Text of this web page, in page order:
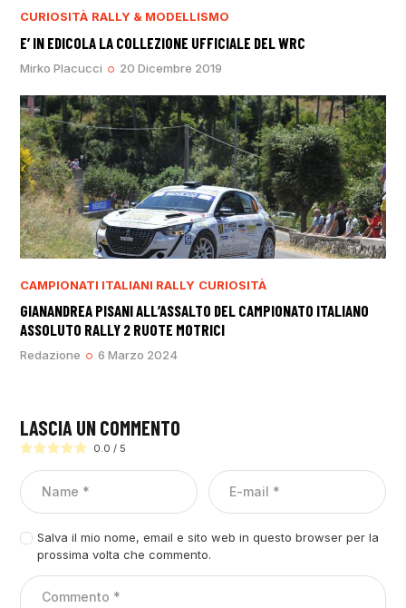
CURIOSITÀ RALLY & MODELLISMO
E’ IN EDICOLA LA COLLEZIONE UFFICIALE DEL WRC
Mirko Placucci 20 Dicembre 2019
CAMPIONATI ITALIANI RALLY CURIOSITÀ
GIANANDREA PISANI ALL’ASSALTO DEL CAMPIONATO ITALIANO
ASSOLUTO RALLY 2 RUOTE MOTRICI
Redazione 6 Marzo 2024
LASCIA UN COMMENTO
0.0 / 5
Salva il mio nome, email e sito web in questo browser per la
prossima volta che commento.